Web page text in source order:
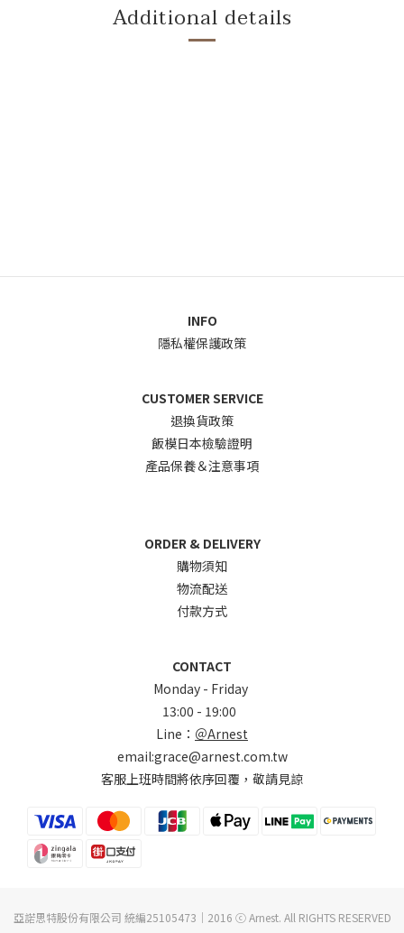
Additional details
INFO
隱私權保護政策
CUSTOMER SERVICE
退換貨政策
飯模日本檢驗證明
產品保養＆注意事項
ORDER & DELIVERY
購物須知
物流配送
付款方式
CONTACT
Monday - Friday
13:00 - 19:00
Line： ＠Arnest
email:grace@arnest.com.tw
客服上班時間將依序回覆，敬請見諒
亞諾思特股份有限公司 統編25105473｜2016 ⓒ Arnest. All RIGHTS RESERVED